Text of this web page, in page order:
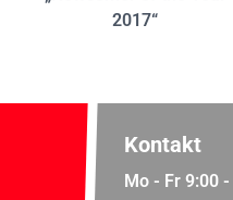
2017“
Kontakt
Mo - Fr 9:00